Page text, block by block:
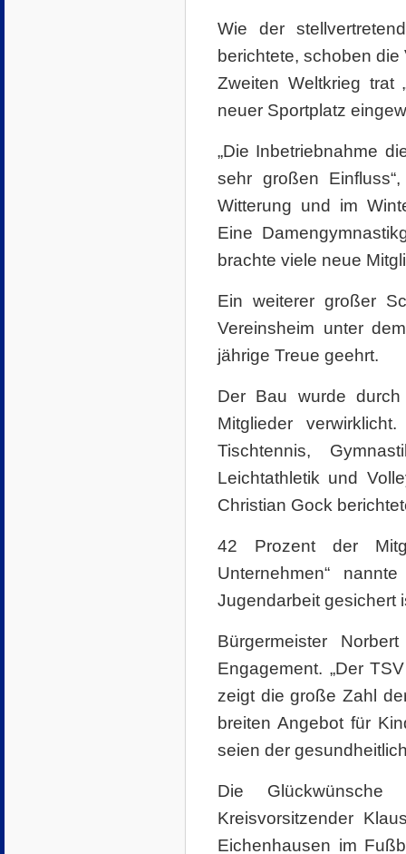
Wie der
berichtete, schoben
Zweiten Weltkrieg trat
neuer Sportplatz
„Die Inbetriebnahme
sehr großen
Witterung und im
Eine
brachte viele neue
Ein weiterer großer
Vereinsheim unter
jährige Treue geehrt.
Der Bau wurde
Mitglieder
Tischtennis,
Leichtathletik und
Christian Gock
42 Prozent der
Unternehmen“
Jugendarbeit gesichert
Bürgermeister
Engagement. „Der
zeigt die große Zahl
breiten Angebot für
seien der
Die Glückwünsche
Kreisvorsitzender
Eichenhausen im